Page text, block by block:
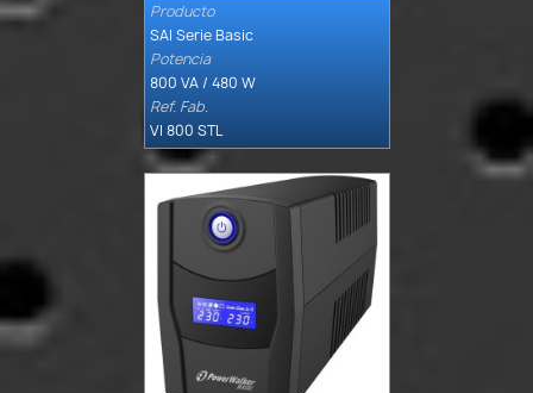

Producto
SAI Serie Basic
Potencia
800 VA / 480 W
Ref. Fab.
VI 800 STL